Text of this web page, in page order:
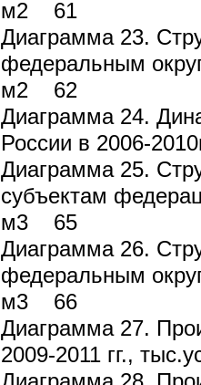
м2 61
Диаграмма 23.
федеральным
м2 62
Диаграмма 24.
России в 2006-
Диаграмма 25.
субъектам
м3 65
Диаграмма 26.
федеральным
м3 66
Диаграмма 27.
2009-2011 гг.,